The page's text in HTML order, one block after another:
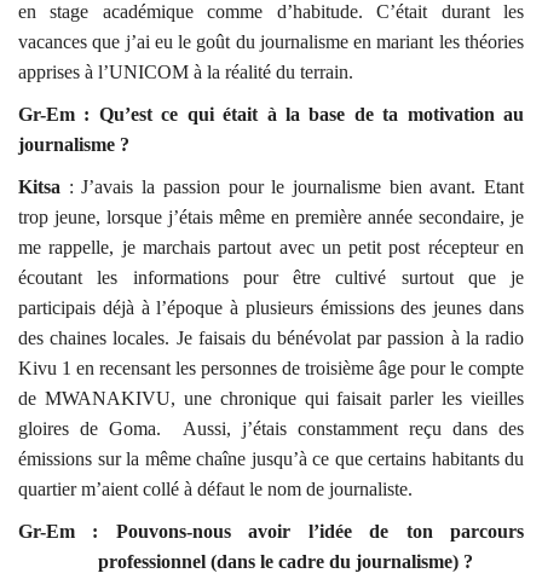
en stage académique comme d’habitude. C’était durant les
vacances que j’ai eu le goût du journalisme en mariant les théories
apprises à l’UNICOM à la réalité du terrain.
Gr-Em : Qu’est ce qui était à la base de ta motivation au
journalisme ?
Kitsa : J’avais la passion pour le journalisme bien avant. Etant
trop jeune, lorsque j’étais même en première année secondaire, je
me rappelle, je marchais partout avec un petit post récepteur en
écoutant les informations pour être cultivé surtout que je
participais déjà à l’époque à plusieurs émissions des jeunes dans
des chaines locales. Je faisais du bénévolat par passion à la radio
Kivu 1 en recensant les personnes de troisième âge pour le compte
de MWANAKIVU, une chronique qui faisait parler les vieilles
gloires de Goma. Aussi, j’étais constamment reçu dans des
émissions sur la même chaîne jusqu’à ce que certains habitants du
quartier m’aient collé à défaut le nom de journaliste.
Gr-Em : Pouvons-nous avoir l’idée de ton parcours
professionnel (dans le cadre du journalisme) ?